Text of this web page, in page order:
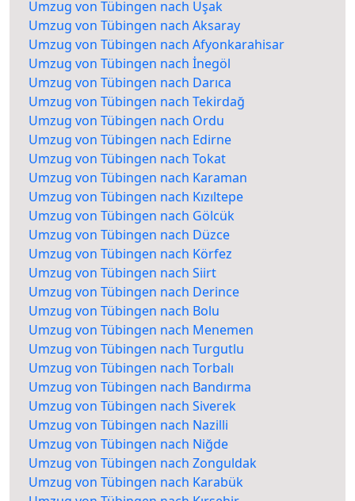
Umzug von Tübingen nach Uşak
Umzug von Tübingen nach Aksaray
Umzug von Tübingen nach Afyonkarahisar
Umzug von Tübingen nach İnegöl
Umzug von Tübingen nach Darıca
Umzug von Tübingen nach Tekirdağ
Umzug von Tübingen nach Ordu
Umzug von Tübingen nach Edirne
Umzug von Tübingen nach Tokat
Umzug von Tübingen nach Karaman
Umzug von Tübingen nach Kızıltepe
Umzug von Tübingen nach Gölcük
Umzug von Tübingen nach Düzce
Umzug von Tübingen nach Körfez
Umzug von Tübingen nach Siirt
Umzug von Tübingen nach Derince
Umzug von Tübingen nach Bolu
Umzug von Tübingen nach Menemen
Umzug von Tübingen nach Turgutlu
Umzug von Tübingen nach Torbalı
Umzug von Tübingen nach Bandırma
Umzug von Tübingen nach Siverek
Umzug von Tübingen nach Nazilli
Umzug von Tübingen nach Niğde
Umzug von Tübingen nach Zonguldak
Umzug von Tübingen nach Karabük